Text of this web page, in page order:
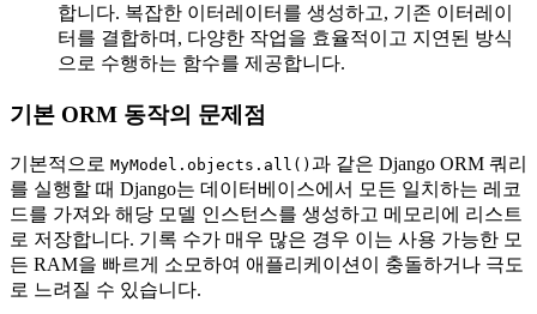
합니다. 복잡한 이터레이터를 생성하고, 기존 이터레이
터를 결합하며, 다양한 작업을 효율적이고 지연된 방식
으로 수행하는 함수를 제공합니다.
기본 ORM 동작의 문제점
기본적으로 MyModel.objects.all() 과 같은 Django ORM 쿼리
를 실행할 때 Django는 데이터베이스에서 모든 일치하는 레코
드를 가져와 해당 모델 인스턴스를 생성하고 메모리에 리스트
로 저장합니다. 기록 수가 매우 많은 경우 이는 사용 가능한 모
든 RAM을 빠르게 소모하여 애플리케이션이 충돌하거나 극도
로 느려질 수 있습니다.